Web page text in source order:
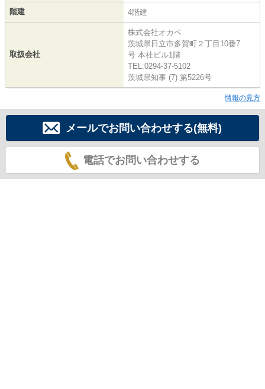
階建 4階建
取扱会社
株式会社オカベ
茨城県日立市多賀町２丁目10番7
号 本社ビル1階
TEL:0294-37-5102
茨城県知事 (7) 第5226号
情報の見方
メールでお問い合わせする(無料)
電話でお問い合わせする